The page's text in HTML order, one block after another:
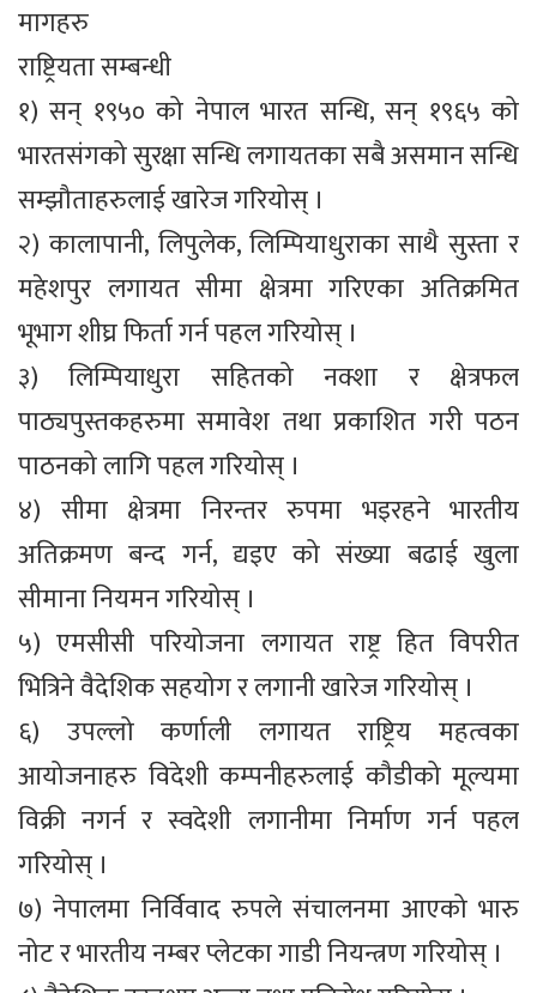
मागहरु
राष्ट्रियता सम्बन्धी
१) सन् १९५० को नेपाल भारत सन्धि, सन् १९६५ को
भारतसंगको सुरक्षा सन्धि लगायतका सबै असमान सन्धि
सम्झौताहरुलाई खारेज गरियोस् ।
२) कालापानी, लिपुलेक, लिम्पियाधुराका साथै सुस्ता र
महेशपुर लगायत सीमा क्षेत्रमा गरिएका अतिक्रमित
भूभाग शीघ्र फिर्ता गर्न पहल गरियोस् ।
३) लिम्पियाधुरा सहितको नक्शा र क्षेत्रफल
पाठ्यपुस्तकहरुमा समावेश तथा प्रकाशित गरी पठन
पाठनको लागि पहल गरियोस् ।
४) सीमा क्षेत्रमा निरन्तर रुपमा भइरहने भारतीय
अतिक्रमण बन्द गर्न, द्यइए को संख्या बढाई खुला
सीमाना नियमन गरियोस् ।
५) एमसीसी परियोजना लगायत राष्ट्र हित विपरीत
भित्रिने वैदेशिक सहयोग र लगानी खारेज गरियोस् ।
६) उपल्लो कर्णाली लगायत राष्ट्रिय महत्वका
आयोजनाहरु विदेशी कम्पनीहरुलाई कौडीको मूल्यमा
विक्री नगर्न र स्वदेशी लगानीमा निर्माण गर्न पहल
गरियोस् ।
७) नेपालमा निर्विवाद रुपले संचालनमा आएको भारु
नोट र भारतीय नम्बर प्लेटका गाडी नियन्त्रण गरियोस् ।